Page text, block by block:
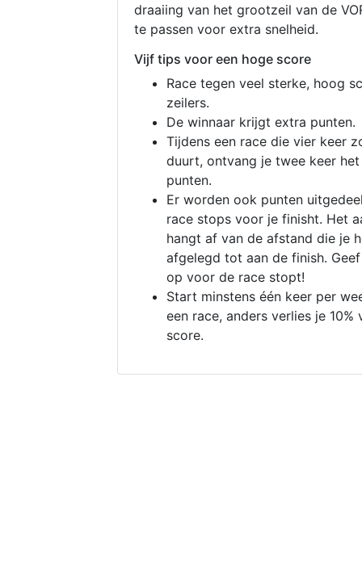
draaiing van het grootzeil van de
te passen voor extra snelheid.
Vijf tips voor een hoge score
Race tegen veel sterke, hoog
zeilers.
De winnaar krijgt extra punten.
Tijdens een race die vier keer
duurt, ontvang je twee keer
punten.
Er worden ook punten
race stops voor je finisht. Het
hangt af van de afstand die je
afgelegd tot aan de finish.
op voor de race stopt!
Start minstens één keer per
een race, anders verlies je 10%
score.